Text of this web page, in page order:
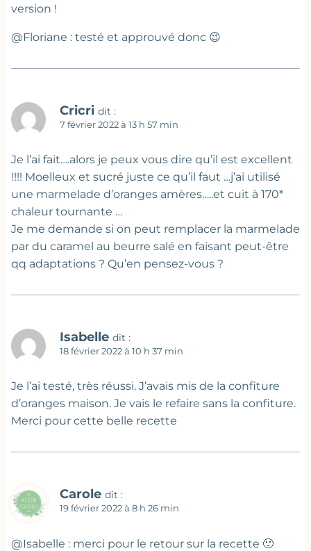
version !
@Floriane : testé et approuvé donc 😉
Cricri dit :
7 février 2022 à 13 h 57 min
Je l’ai fait….alors je peux vous dire qu’il est excellent
!!!! Moelleux et sucré juste ce qu’il faut …j’ai utilisé
une marmelade d’oranges amères…..et cuit à 170*
chaleur tournante …
Je me demande si on peut remplacer la marmelade
par du caramel au beurre salé en faisant peut-être
qq adaptations ? Qu’en pensez-vous ?
Isabelle dit :
18 février 2022 à 10 h 37 min
Je l’ai testé, très réussi. J’avais mis de la confiture
d’oranges maison. Je vais le refaire sans la confiture.
Merci pour cette belle recette
Carole dit :
19 février 2022 à 8 h 26 min
@Isabelle : merci pour le retour sur la recette 🙂